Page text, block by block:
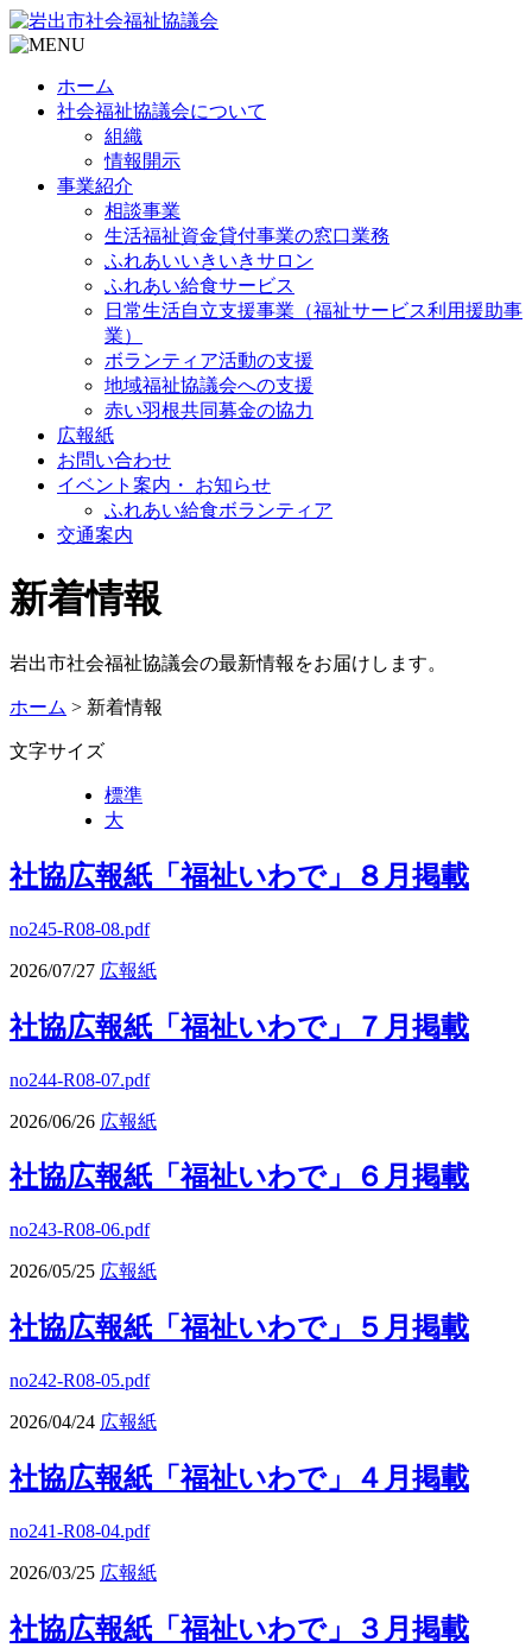
ホーム
社会福祉協議会について
組織
情報開示
事業紹介
相談事業
生活福祉資金貸付事業の窓口業務
ふれあいいきいきサロン
ふれあい給食サービス
日常生活自立支援事業（福祉サービス利用援助事
業）
ボランティア活動の支援
地域福祉協議会への支援
赤い羽根共同募金の協力
広報紙
お問い合わせ
イベント案内・ お知らせ
ふれあい給食ボランティア
交通案内
新着情報
岩出市社会福祉協議会の最新情報をお届けします。
ホーム > 新着情報
文字サイズ
標準
大
社協広報紙「福祉いわで」８月掲載
no245-R08-08.pdf
2026/07/27 広報紙
社協広報紙「福祉いわで」７月掲載
no244-R08-07.pdf
2026/06/26 広報紙
社協広報紙「福祉いわで」６月掲載
no243-R08-06.pdf
2026/05/25 広報紙
社協広報紙「福祉いわで」５月掲載
no242-R08-05.pdf
2026/04/24 広報紙
社協広報紙「福祉いわで」４月掲載
no241-R08-04.pdf
2026/03/25 広報紙
社協広報紙「福祉いわで」３月掲載